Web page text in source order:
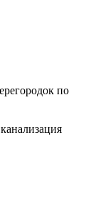
по